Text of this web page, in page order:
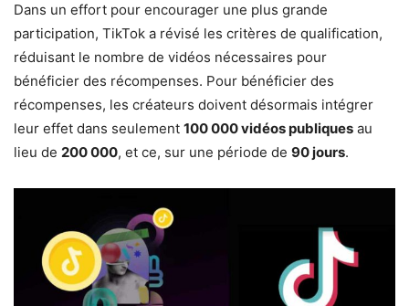
Dans un effort pour encourager une plus grande
participation, TikTok a révisé les critères de qualification,
réduisant le nombre de vidéos nécessaires pour
bénéficier des récompenses. Pour bénéficier des
récompenses, les créateurs doivent désormais intégrer
leur effet dans seulement 100 000 vidéos publiques au
lieu de 200 000, et ce, sur une période de 90 jours.